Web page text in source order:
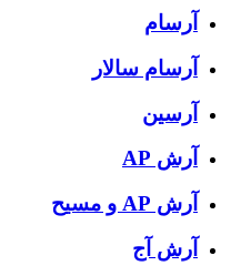
آرسام
آرسام سالار
آرسین
آرش AP
آرش AP و مسیح
آرش آج